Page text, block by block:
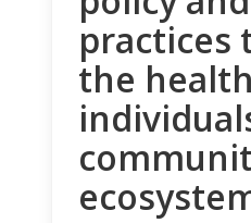
practices
the